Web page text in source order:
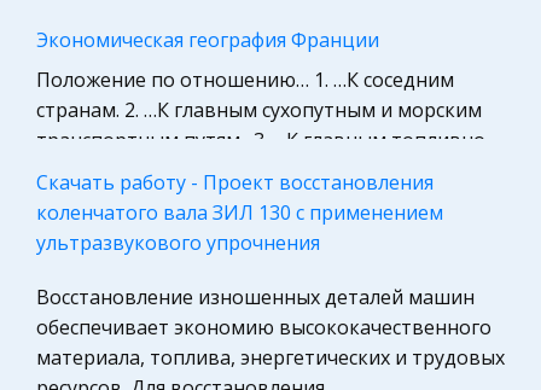
Биология
Международное частное право
Гражданская оборона
Трудовое право
Экскурсии и туризм
Астрономия
Медицина
Государственное регулирование, Таможня,
Налоги
Экономическая география Франции
Положение по отношению… 1. …К соседним
странам. 2. …К главным сухопутным и морским
транспортным путям . 3. …К главным топливно-
сырьевым базам. 4. …К главным промышленным
и сельскохозяйственным районам
Основные свойства исходных материалов и их
влияние на качество готовых изделий
Помимо природных свойств, исходные
материалы обладают свойствами,
Скачать работу - Проект восстановления
коленчатого вала ЗИЛ 130 с применением
ультразвукового упрочнения
Восстановление изношенных деталей машин
обеспечивает экономию высококачественного
материала, топлива, энергетических и трудовых